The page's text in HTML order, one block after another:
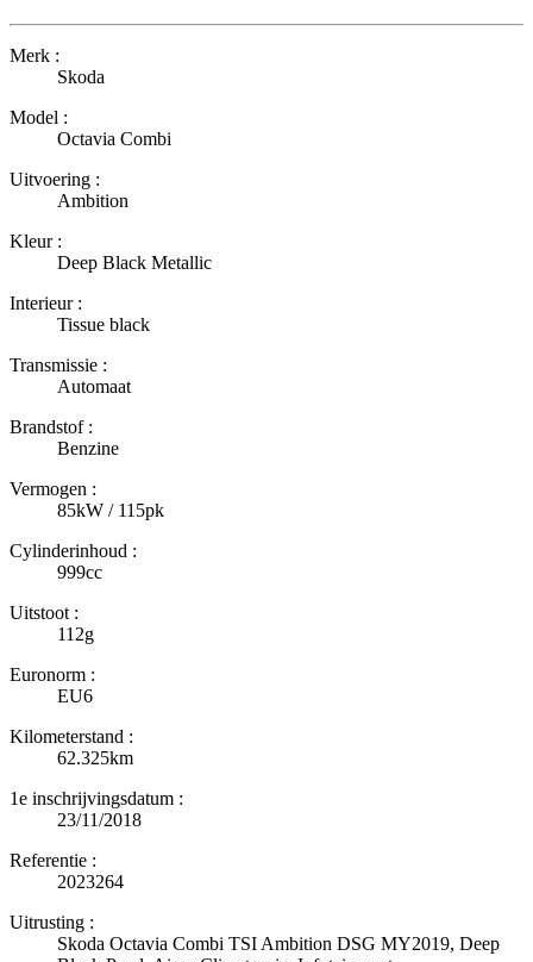
Merk :
Skoda
Model :
Octavia Combi
Uitvoering :
Ambition
Kleur :
Deep Black Metallic
Interieur :
Tissue black
Transmissie :
Automaat
Brandstof :
Benzine
Vermogen :
85kW / 115pk
Cylinderinhoud :
999cc
Uitstoot :
112g
Euronorm :
EU6
Kilometerstand :
62.325km
1e inschrijvingsdatum :
23/11/2018
Referentie :
2023264
Uitrusting :
Skoda Octavia Combi TSI Ambition DSG MY2019, Deep